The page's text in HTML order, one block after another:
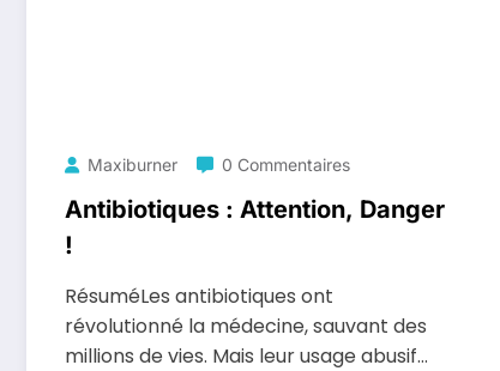
Maxiburner 0 Commentaires
Antibiotiques : Attention, Danger
!
RésuméLes antibiotiques ont
révolutionné la médecine, sauvant des
millions de vies. Mais leur usage abusif…